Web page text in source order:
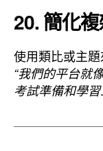
20. 簡化
使用類比或主
“我們的平台就
考試準備和學習